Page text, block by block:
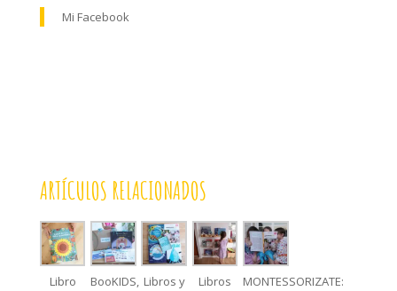
Mi Facebook
ARTÍCULOS RELACIONADOS
Libro
BooKIDS, Libros y
Libros
MONTESSORIZATE: